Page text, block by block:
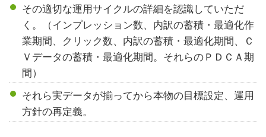
その適切な運用サイクルの詳細を認識していただ
く。（インプレッション数、内訳の蓄積・最適化作
業期間、クリック数、内訳の蓄積・最適化期間、Ｃ
Ｖデータの蓄積・最適化期間。それらのＰＤＣＡ期
間）
それら実データが揃ってから本物の目標設定、運用
方針の再定義。